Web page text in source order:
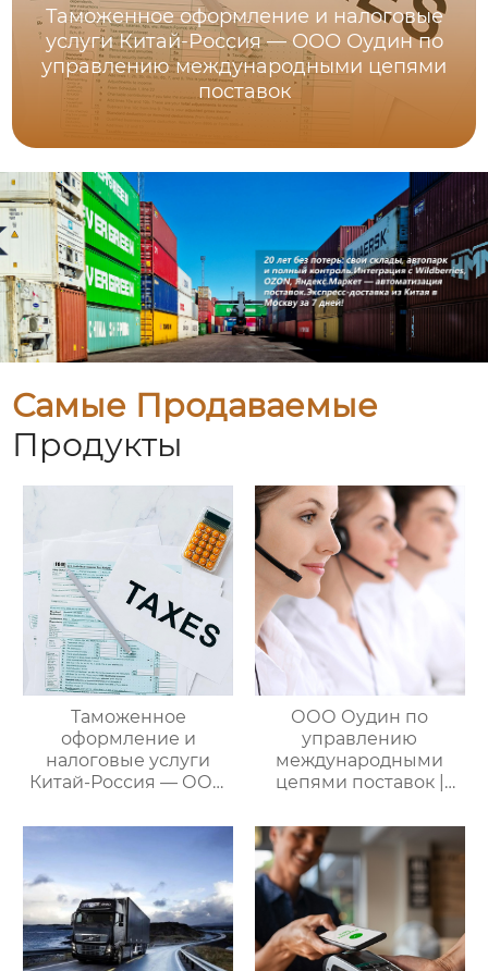
Таможенное оформление и налоговые
услуги Китай-Россия — ООО Оудин по
управлению международными цепями
поставок
Самые Продаваемые
Продукты
Таможенное
оформление и
налоговые услуги
Китай-Россия — ООО
международными
ООО Оудин по
управлению
международными
цепями поставок |
услуги для полного
цикла
посреднических
закупок Китай-Россия